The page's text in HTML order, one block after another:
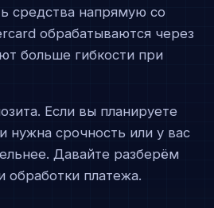
средства напрямую со
обрабатываются через
больше гибкости при
Если вы планируете
нужна срочность или у вас
Давайте разберём
платежа.